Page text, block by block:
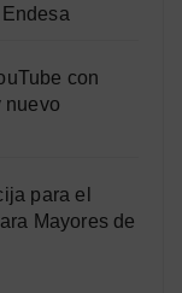
con
nuevo
para el
Mayores de